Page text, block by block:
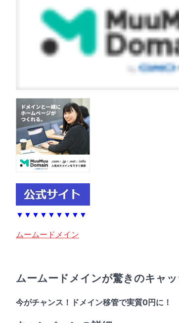
▼▼▼▼▼▼▼▼▼
ムームードメイン
ムームードメインが驚きのキャ
今がチャンス！ドメイン移管で実質0円に！